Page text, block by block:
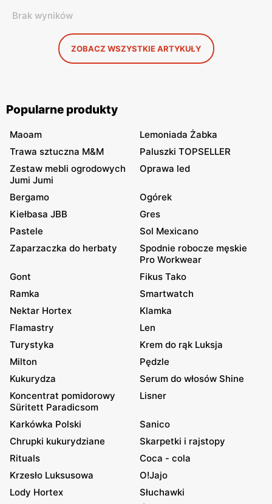
Brak wyników
ZOBACZ WSZYSTKIE ARTYKUŁY
Popularne produkty
Maoam
Lemoniada Żabka
Trawa sztuczna M&M
Paluszki TOPSELLER
Zestaw mebli ogrodowych
Jumi Jumi
Oprawa led
Bergamo
Ogórek
Kiełbasa JBB
Gres
Pastele
Sol Mexicano
Zaparzaczka do herbaty
Spodnie robocze męskie
Pro Workwear
Gont
Fikus Tako
Ramka
Smartwatch
Nektar Hortex
Klamka
Flamastry
Len
Turystyka
Krem do rąk Luksja
Milton
Pędzle
Kukurydza
Serum do włosów Shine
Koncentrat pomidorowy
Süritett Paradicsom
Lisner
Karkówka Polski
Sanico
Chrupki kukurydziane
Skarpetki i rajstopy
Rituals
Coca - cola
Krzesło Luksusowa
O!Jajo
Lody Hortex
Słuchawki